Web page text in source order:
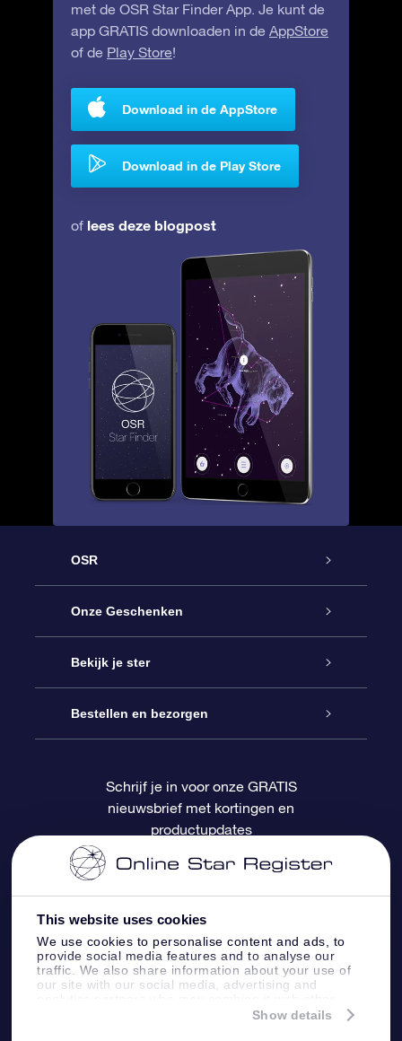
This website uses cookies
We use cookies to personalise content and ads, to
provide social media features and to analyse our
traffic. We also share information about your use of
our site with our social media, advertising and
information that you’ve provided to them or that
Show details
met de OSR Star Finder App. Je kunt de
app GRATIS downloaden in de AppStore
of de Play Store!
Download in de AppStore
Download in de Play Store
of lees deze blogpost
OSR
Service
Contact
Blog
OSR Recensies
Onze Geschenken
Online Star Gift
OSR Cadeaupakket
OSR Cadeaukaart
Relatiegeschenken
Bekijk je ster
Sterrenregister
Gepersonaliseerde sterrenpagina
One Million Stars
OSR Starsaver
Fly me to the Stars App
Bestellen en bezorgen
Betalingsinformatie
Verzendinformatie
Retourbeleid
Constellaties
Schrijf je in voor onze GRATIS
nieuwsbrief met kortingen en
productupdates